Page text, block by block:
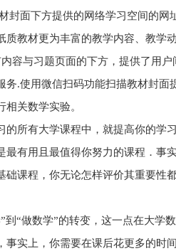
封面下方提供的网络学习空间的
质教材更为丰富的教学内容、教学
容与习题页面的下方，提供了用
务.使用微信扫码功能扫描教材封
关数学实验。
的所有大学课程中，就提高你的学
最有用且最值得你努力的课程．事
础课程，你无论怎样评价其重要性
到“做数学”的转变，这一点在大学
事实上，你需要在课后花更多的时